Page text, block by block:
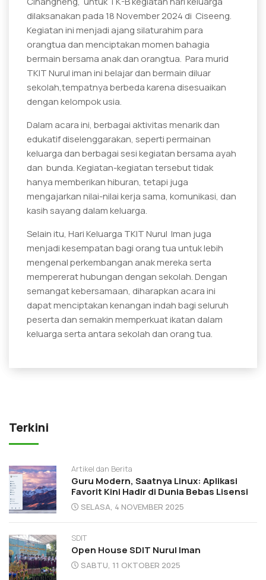
dilaksanakan pada 18 November 2024 di Ciseeng.
Kegiatan ini menjadi ajang silaturahim para
orangtua dan menciptakan momen bahagia
bermain bersama anak dan orangtua. Para murid
TKIT Nurul iman ini belajar dan bermain diluar
sekolah,tempatnya berbeda karena disesuaikan
dengan kelompok usia.
Dalam acara ini, berbagai aktivitas menarik dan
edukatif diselenggarakan, seperti permainan
keluarga dan berbagai sesi kegiatan bersama ayah
dan bunda. Kegiatan-kegiatan tersebut tidak
hanya memberikan hiburan, tetapi juga
mengajarkan nilai-nilai kerja sama, komunikasi, dan
kasih sayang dalam keluarga.
Selain itu, Hari Keluarga TKIT Nurul Iman juga
menjadi kesempatan bagi orang tua untuk lebih
mengenal perkembangan anak mereka serta
mempererat hubungan dengan sekolah. Dengan
semangat kebersamaan, diharapkan acara ini
dapat menciptakan kenangan indah bagi seluruh
peserta dan semakin memperkuat ikatan dalam
keluarga serta antara sekolah dan orang tua.
Terkini
Artikel dan Berita
Guru Modern, Saatnya Linux: Aplikasi
Favorit Kini Hadir di Dunia Bebas Lisensi
SELASA, 4 NOVEMBER 2025
SDIT
Open House SDIT Nurul Iman
SABTU, 11 OKTOBER 2025